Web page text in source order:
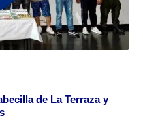
de La Terraza y